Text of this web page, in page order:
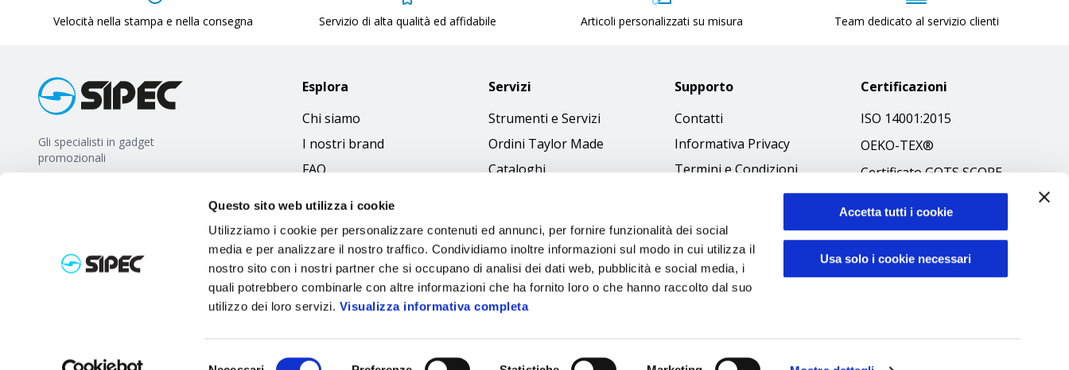
Questo sito web utilizza i cookie
Utilizziamo i cookie per personalizzare contenuti ed annunci, per fornire funzionalità dei social
media e per analizzare il nostro traffico. Condividiamo inoltre informazioni sul modo in cui utilizza il
nostro sito con i nostri partner che si occupano di analisi dei dati web, pubblicità e social media, i
quali potrebbero combinarle con altre informazioni che ha fornito loro o che hanno raccolto dal suo
utilizzo dei loro servizi. Visualizza informativa completa
Accetta tutti i cookie
Usa solo i cookie necessari
Velocità nella stampa e nella consegna Servizio di alta qualità ed affidabile Articoli personalizzati su misura Team dedicato al servizio clienti
Gli specialisti in gadget
promozionali
Esplora
Chi siamo
I nostri brand
FAQ
Servizi
Strumenti e Servizi
Ordini Taylor Made
Cataloghi
Supporto
Contatti
Informativa Privacy
Termini e Condizioni
Codice Etico
Certificazioni
ISO 14001:2015
OEKO-TEX®
Certificato GOTS SCOPE
Certificato GRS SCOPE
Politica Ambientale
Sicurezza prodotti